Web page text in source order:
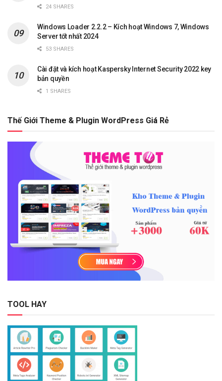
24 SHARES
Windows Loader 2.2.2 – Kích hoạt Windows 7, Windows
Server tốt nhất 2024
53 SHARES
Cài đặt và kích hoạt Kaspersky Internet Security 2022 key
bản quyền
1 SHARES
Thế Giới Theme & Plugin WordPress Giá Rẻ
TOOL HAY